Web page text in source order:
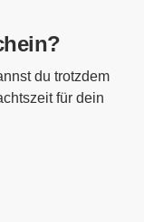
du trotzdem
für dein